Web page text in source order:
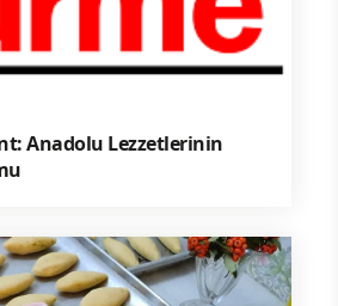
Anadolu Lezzetlerinin